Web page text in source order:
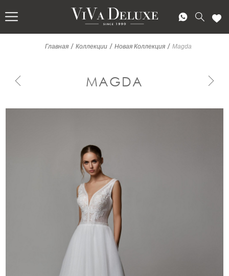
Главная / Коллекции / Новая Коллекция / Magda
MAGDA